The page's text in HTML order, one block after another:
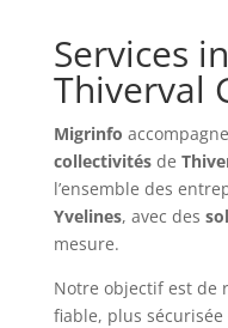
Services
Thiverval
Migrinfo
collectivitésde
l’ensemble des
Yvelines, avec des
mesure.
Notre objectif est de
fiable, plus